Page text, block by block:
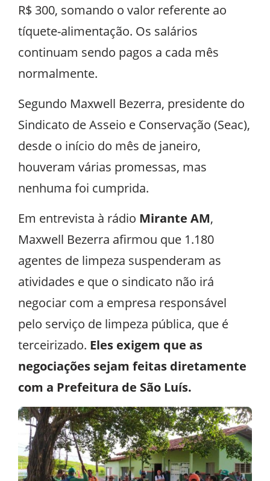
R$ 300, somando o valor referente ao
tíquete-alimentação. Os salários
continuam sendo pagos a cada mês
normalmente.
Segundo Maxwell Bezerra, presidente do
Sindicato de Asseio e Conservação (Seac),
desde o início do mês de janeiro,
houveram várias promessas, mas
nenhuma foi cumprida.
Em entrevista à rádio Mirante AM,
Maxwell Bezerra afirmou que 1.180
agentes de limpeza suspenderam as
atividades e que o sindicato não irá
negociar com a empresa responsável
pelo serviço de limpeza pública, que é
terceirizado. Eles exigem que as
negociações sejam feitas diretamente
com a Prefeitura de São Luís.